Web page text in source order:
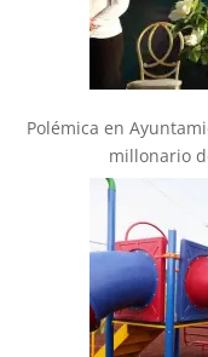
Polémica en
millonario